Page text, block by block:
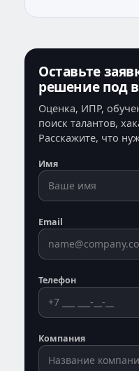
Оставьте
решение под
Оценка, ИПР,
поиск талантов,
Расскажите, что
Имя
Email
Телефон
Компания